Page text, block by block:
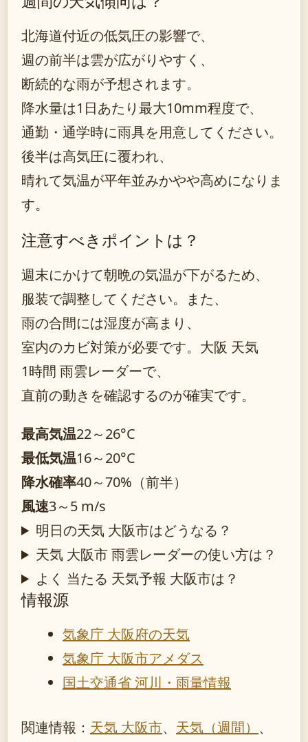
北海道付近の低気圧の影響で、
週の前半は雲が広がりやすく、
断続的な雨が予想されます。
降水量は1日あたり最大10mm程度で、
通勤・通学時に雨具を用意してください。
後半は高気圧に覆われ、
晴れて気温が平年並みかやや高めになりま
す。
注意すべきポイントは？
週末にかけて朝晩の気温が下がるため、
服装で調整してください。また、
雨の合間には湿度が高まり、
室内のカビ対策が必要です。大阪 天気
1時間 雨雲レーダーで、
直前の動きを確認するのが確実です。
最高気温22～26°C
最低気温16～20°C
降水確率40～70%（前半）
風速3～5 m/s
明日の天気 大阪市はどうなる？
天気 大阪市 雨雲レーダーの使い方は？
よく 当たる 天気予報 大阪市は？
情報源
気象庁 大阪府の天気
気象庁 大阪市アメダス
国土交通省 河川・雨量情報
関連情報： 天気 大阪市、 天気（週間） 、